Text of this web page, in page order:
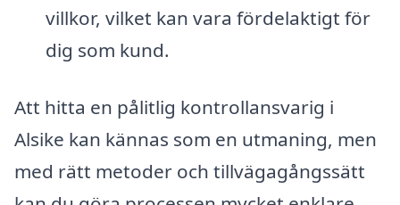
villkor, vilket kan vara fördelaktigt för
dig som kund.
Att hitta en pålitlig kontrollansvarig i
Alsike kan kännas som en utmaning, men
med rätt metoder och tillvägagångssätt